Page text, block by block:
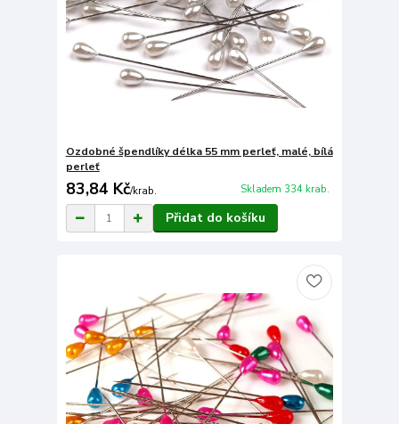
Ozdobné špendlíky délka 55 mm perleť, malé, bílá
perleť
83,84 Kč/krab. Skladem 334 krab.
Přidat do košíku